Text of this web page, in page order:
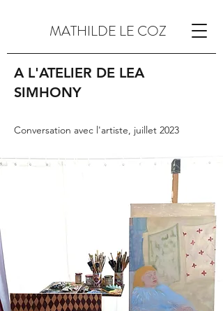
MATHILDE LE COZ
A L'ATELIER DE LEA
SIMHONY
Conversation avec l'artiste, juillet 2023